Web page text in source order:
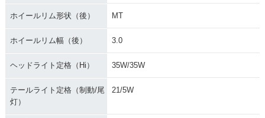
ホイールリム形状（後） MT
ホイールリム幅（後） 3.0
ヘッドライト定格（Hi） 35W/35W
テールライト定格（制動/尾
灯）
21/5W